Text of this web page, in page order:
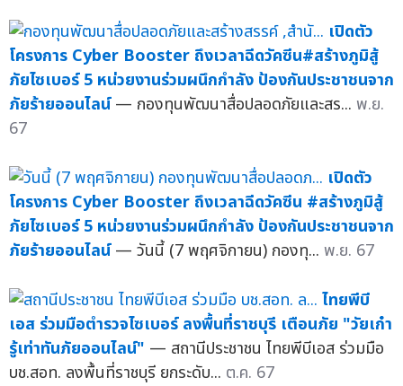
เปิดตัว
โครงการ Cyber Booster ถึงเวลาฉีดวัคซีน#สร้างภูมิสู้
ภัยไซเบอร์ 5 หน่วยงานร่วมผนึกกำลัง ป้องกันประชาชนจาก
ภัยร้ายออนไลน์ — กองทุนพัฒนาสื่อปลอดภัยและสร... พ.ย.
67
เปิดตัว
โครงการ Cyber Booster ถึงเวลาฉีดวัคซีน #สร้างภูมิสู้
ภัยไซเบอร์ 5 หน่วยงานร่วมผนึกกำลัง ป้องกันประชาชนจาก
ภัยร้ายออนไลน์ — วันนี้ (7 พฤศจิกายน) กองทุ... พ.ย. 67
ไทยพีบี
เอส ร่วมมือตำรวจไซเบอร์ ลงพื้นที่ราชบุรี เตือนภัย "วัยเก๋า
รู้เท่าทันภัยออนไลน์" — สถานีประชาชน ไทยพีบีเอส ร่วมมือ
บช.สอท. ลงพื้นที่ราชบุรี ยกระดับ... ต.ค. 67